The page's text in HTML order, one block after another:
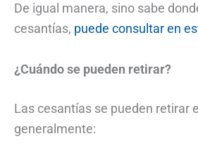
De igual manera, sino sabe
cesantías, puede consultar en
¿Cuándo se pueden retirar?
Las cesantías se pueden retirar
generalmente: